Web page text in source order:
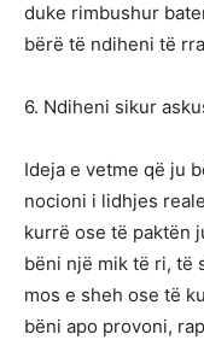
duke rimbushur
bërë të ndiheni të
6. Ndiheni sikur
Ideja e vetme që ju
nocioni i lidhjes
kurrë ose të paktën
bëni një mik të ri, të
mos e sheh ose të
bëni apo provoni,